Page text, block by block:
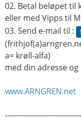
02. Betal beløpet til
eller med Vipps til
03. Send e-mail til :
a= krøll-alfa)
med din adresse
www.ARNGREN.net